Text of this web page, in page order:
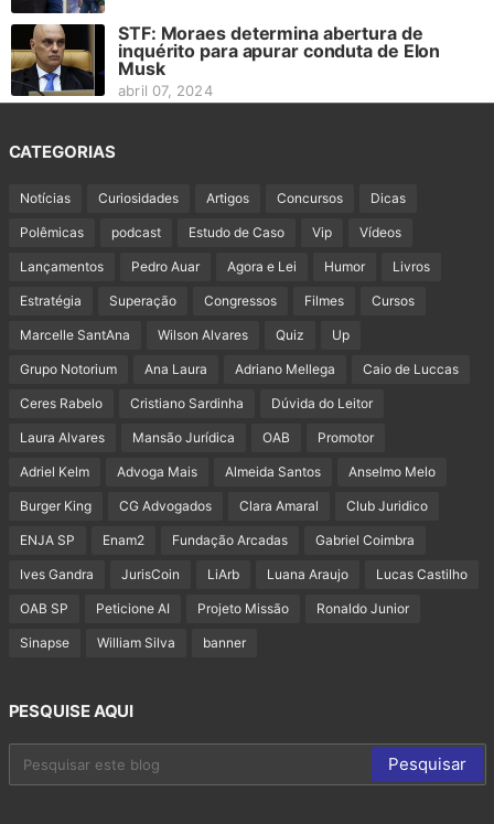
STF: Moraes determina abertura de
inquérito para apurar conduta de Elon
Musk
abril 07, 2024
CATEGORIAS
Notícias Curiosidades Artigos Concursos Dicas
Polêmicas podcast Estudo de Caso Vip Vídeos
Lançamentos Pedro Auar Agora e Lei Humor Livros
Estratégia Superação Congressos Filmes Cursos
Marcelle SantAna Wilson Alvares Quiz Up
Grupo Notorium Ana Laura Adriano Mellega Caio de Luccas
Ceres Rabelo Cristiano Sardinha Dúvida do Leitor
Laura Alvares Mansão Jurídica OAB Promotor
Adriel Kelm Advoga Mais Almeida Santos Anselmo Melo
Burger King CG Advogados Clara Amaral Club Juridico
ENJA SP Enam2 Fundação Arcadas Gabriel Coimbra
Ives Gandra JurisCoin LiArb Luana Araujo Lucas Castilho
OAB SP Peticione AI Projeto Missão Ronaldo Junior
Sinapse William Silva banner
PESQUISE AQUI